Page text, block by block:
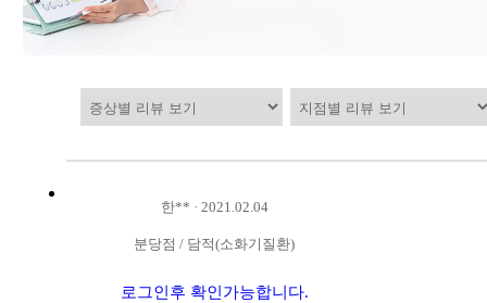
한** · 2021.02.04
분당점 / 담적(소화기질환)
로그인후 확인가능합니다.